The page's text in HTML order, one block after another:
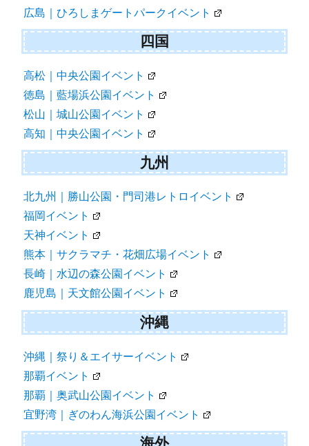
広島｜ひろしまゲートパークイベント
四国
高松｜中央公園イベント
徳島｜藍場浜公園イベント
松山｜城山公園イベント
高知｜中央公園イベント
九州
北九州｜勝山公園・門司港レトロイベント
福岡イベント
天神イベント
熊本｜サクラマチ・花畑広場イベント
長崎｜水辺の森公園イベント
鹿児島｜天文館公園イベント
沖縄
沖縄｜祭り＆エイサーイベント
那覇イベント
那覇｜奥武山公園イベント
宜野湾｜ぎのわん海浜公園イベント